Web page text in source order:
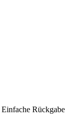
Einfache Rückgabe